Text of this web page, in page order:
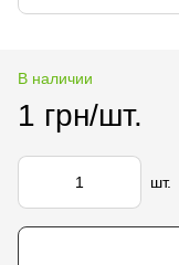
В наличии
1 грн/шт.
шт.